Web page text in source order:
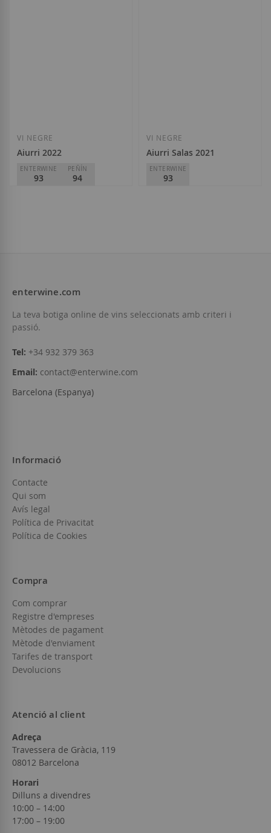
VI NEGRE
Aiurri 2022
ENTERWINE
93
PEÑÍN
94
Afegir a la llista de desitjos
VI NEGRE
Aiurri Salas 2021
ENTERWINE
93
Afegir a la llista
enterwine.com
La teva botiga online de vins seleccionats amb criteri i
passió.
Tel: +34 932 379 363
Email: contact@enterwine.com
Barcelona (Espanya)
Informació
Contacte
Qui som
Avís legal
Política de Privacitat
Política de Cookies
Compra
Com comprar
Registre d'empreses
Mètodes de pagament
Mètode d'enviament
Tarifes de transport
Devolucions
Atenció al client
Adreça
Travessera de Gràcia, 119
08012 Barcelona
Horari
Dilluns a divendres
10:00 – 14:00
17:00 – 19:00